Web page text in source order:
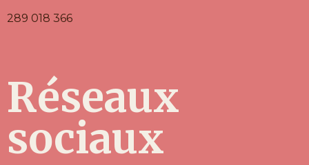
289 018 366
Réseaux
sociaux